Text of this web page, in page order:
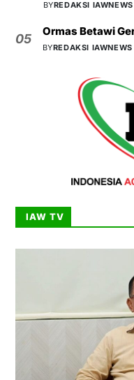
BYREDAKSI IAWNEWS
05
Ormas Betawi
BYREDAKSI IAWNEWS
IAW TV